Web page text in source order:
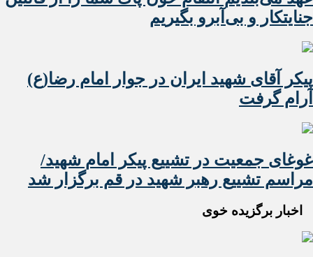
جنایتکار و بی‌آبرو بگیریم
پیکر آقای شهید ایران در جوار امام رضا(ع)
آرام گرفت
غوغای جمعیت در تشییع پیکر امام شهید/
مراسم تشییع رهبر شهید در قم برگزار شد
اخبار برگزیده خوی